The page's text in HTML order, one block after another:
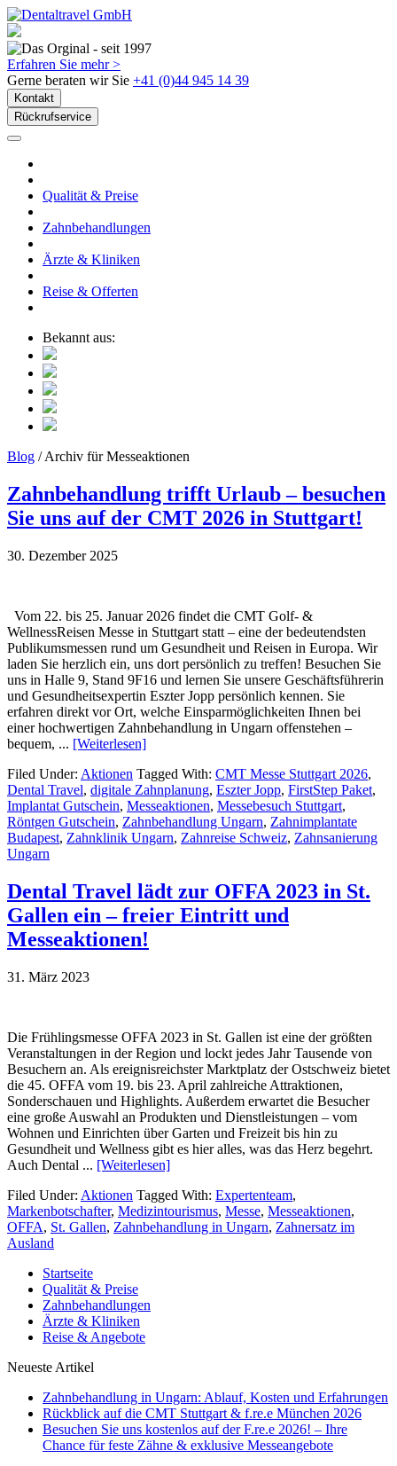
Erfahren Sie mehr >
Gerne beraten wir Sie +41 (0)44 945 14 39
Kontakt
Rückrufservice
Qualität & Preise
Zahnbehandlungen
Ärzte & Kliniken
Reise & Offerten
Bekannt aus:
Blog / Archiv für Messeaktionen
Zahnbehandlung trifft Urlaub – besuchen
Sie uns auf der CMT 2026 in Stuttgart!
30. Dezember 2025
‎ ‎ Vom 22. bis 25. Januar 2026 findet die CMT Golf- &
WellnessReisen Messe in Stuttgart statt – eine der bedeutendsten
Publikumsmessen rund um Gesundheit und Reisen in Europa. Wir
laden Sie herzlich ein, uns dort persönlich zu treffen! Besuchen Sie
uns in Halle 9, Stand 9F16 und lernen Sie unsere Geschäftsführerin
und Gesundheitsexpertin Eszter Jopp persönlich kennen. Sie
erfahren direkt vor Ort, welche Einsparmöglichkeiten Ihnen bei
einer hochwertigen Zahnbehandlung in Ungarn offenstehen –
bequem, ... [Weiterlesen]
Filed Under: Aktionen Tagged With: CMT Messe Stuttgart 2026,
Dental Travel, digitale Zahnplanung, Eszter Jopp, FirstStep Paket,
Implantat Gutschein, Messeaktionen, Messebesuch Stuttgart,
Röntgen Gutschein, Zahnbehandlung Ungarn, Zahnimplantate
Budapest, Zahnklinik Ungarn, Zahnreise Schweiz, Zahnsanierung
Ungarn
Dental Travel lädt zur OFFA 2023 in St.
Gallen ein – freier Eintritt und
Messeaktionen!
31. März 2023
Die Frühlingsmesse OFFA 2023 in St. Gallen ist eine der größten
Veranstaltungen in der Region und lockt jedes Jahr Tausende von
Besuchern an. Als ereignisreichster Marktplatz der Ostschweiz bietet
die 45. OFFA vom 19. bis 23. April zahlreiche Attraktionen,
Sonderschauen und Highlights. Außerdem erwartet die Besucher
eine große Auswahl an Produkten und Dienstleistungen – vom
Wohnen und Einrichten über Garten und Freizeit bis hin zu
Gesundheit und Wellness gibt es hier alles, was das Herz begehrt.
Auch Dental ... [Weiterlesen]
Filed Under: Aktionen Tagged With: Expertenteam,
Markenbotschafter, Medizintourismus, Messe, Messeaktionen,
OFFA, St. Gallen, Zahnbehandlung in Ungarn, Zahnersatz im
Ausland
Startseite
Qualität & Preise
Zahnbehandlungen
Ärzte & Kliniken
Reise & Angebote
Neueste Artikel
Zahnbehandlung in Ungarn: Ablauf, Kosten und Erfahrungen
Rückblick auf die CMT Stuttgart & f.re.e München 2026
Besuchen Sie uns kostenlos auf der F.re.e 2026! – Ihre
Chance für feste Zähne & exklusive Messeangebote